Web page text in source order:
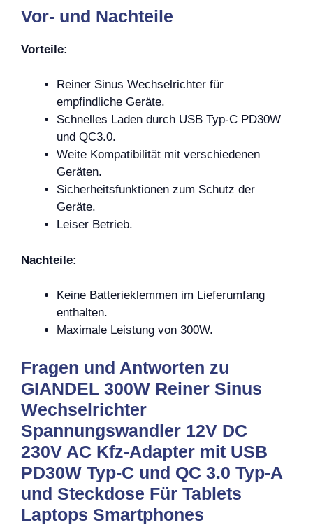
Vor- und Nachteile
Vorteile:
Reiner Sinus Wechselrichter für
empfindliche Geräte.
Schnelles Laden durch USB Typ-C PD30W
und QC3.0.
Weite Kompatibilität mit verschiedenen
Geräten.
Sicherheitsfunktionen zum Schutz der
Geräte.
Leiser Betrieb.
Nachteile:
Keine Batterieklemmen im Lieferumfang
enthalten.
Maximale Leistung von 300W.
Fragen und Antworten zu
GIANDEL 300W Reiner Sinus
Wechselrichter
Spannungswandler 12V DC
230V AC Kfz-Adapter mit USB
PD30W Typ-C und QC 3.0 Typ-A
und Steckdose Für Tablets
Laptops Smartphones